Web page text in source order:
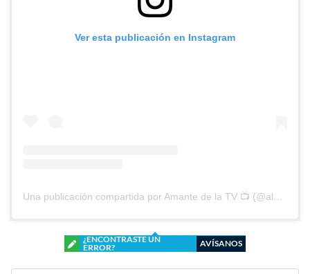
Ver esta publicación en Instagram
Una publicación compartida por Amante de la TV 📺 (@alguien_te_observa)
¿ENCONTRASTE UN
ERROR?
AVÍSANOS